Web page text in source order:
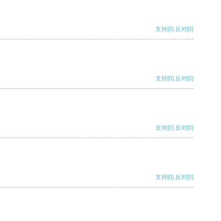
支持[0] 反对[0]
支持[0] 反对[0]
支持[0] 反对[0]
支持[0] 反对[0]